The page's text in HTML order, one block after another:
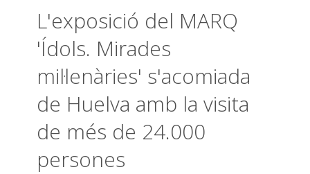
L'exposició del MARQ
'Ídols. Mirades
mil·lenàries' s'acomiada
de Huelva amb la visita
de més de 24.000
persones